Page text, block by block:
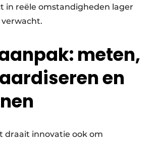
in reële omstandigheden lager
meten,
en
draait innovatie ook om